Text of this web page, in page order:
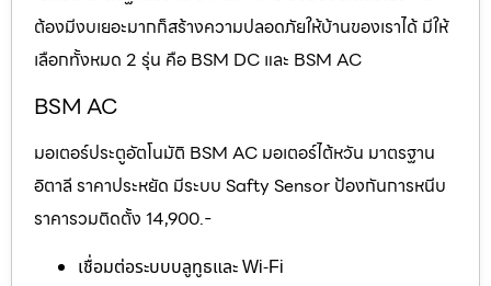
ต้องมีงบเยอะมากก็สร้างความปลอดภัยให้บ้านของเราได้ มีให้
เลือกทั้งหมด 2 รุ่น คือ BSM DC และ BSM AC
BSM AC
มอเตอร์ประตูอัตโนมัติ BSM AC มอเตอร์ไต้หวัน มาตรฐาน
อิตาลี ราคาประหยัด มีระบบ Safty Sensor ป้องกันการหนีบ
ราคารวมติดตั้ง 14,900.-
เชื่อมต่อระบบบลูทูธและ Wi-Fi